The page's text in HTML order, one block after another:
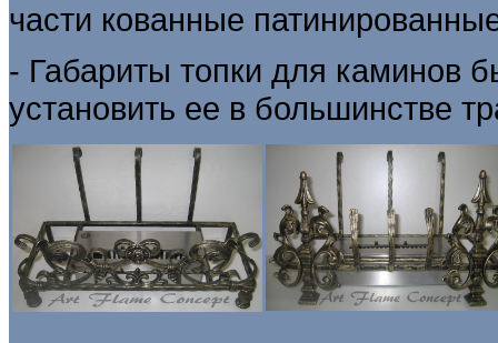
части кованные
- Габариты топки для каминов
установить ее в большинстве